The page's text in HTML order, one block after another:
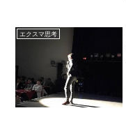
エクスマ思考